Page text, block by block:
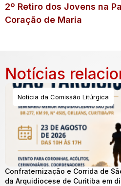
2º Retiro dos Jovens na
Coração de Maria
Notícias
Notícia da Comissão Litúrgica
Confraternização e Corrida de
da Arquidiocese de Curitiba em